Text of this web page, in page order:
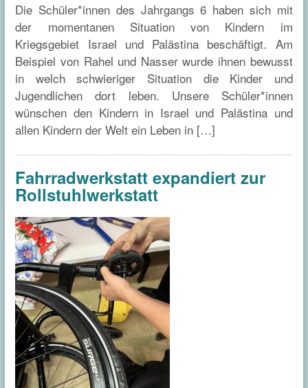
Die Schüler*innen des Jahrgangs 6 haben sich mit
der momentanen Situation von Kindern im
Kriegsgebiet Israel und Palästina beschäftigt. Am
Beispiel von Rahel und Nasser wurde ihnen bewusst
in welch schwieriger Situation die Kinder und
Jugendlichen dort leben. Unsere Schüler*innen
wünschen den Kindern in Israel und Palästina und
allen Kindern der Welt ein Leben in […]
Fahrradwerkstatt expandiert zur
Rollstuhlwerkstatt